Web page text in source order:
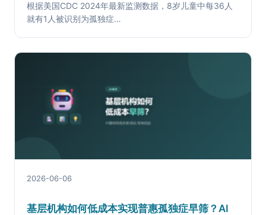
根据美国CDC 2024年最新监测数据，8岁儿童中每36人
就有1人被识别为孤独症…
2026-06-06
基层机构如何低成本实现普惠孤独症早筛？AI